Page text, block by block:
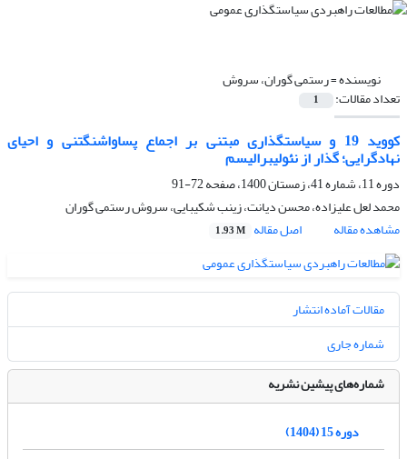
نویسنده =رستمی گوران، سروش
تعداد مقالات: 1
کووید 19 و سیاستگذاری مبتنی بر اجماع پساواشنگتنی و احیای
نهادگرایی؛ گذار از نئولیبرالیسم
دوره 11، شماره 41، زمستان 1400، صفحه
72-91
محمد لعل علیزاده، محسن دیانت، زینب شکیبایی، سروش رستمی گوران
مشاهده مقاله
اصل مقاله 1.93 M
مقالات آماده انتشار
شماره جاری
شماره‌های پیشین نشریه
دوره 15 (1404)